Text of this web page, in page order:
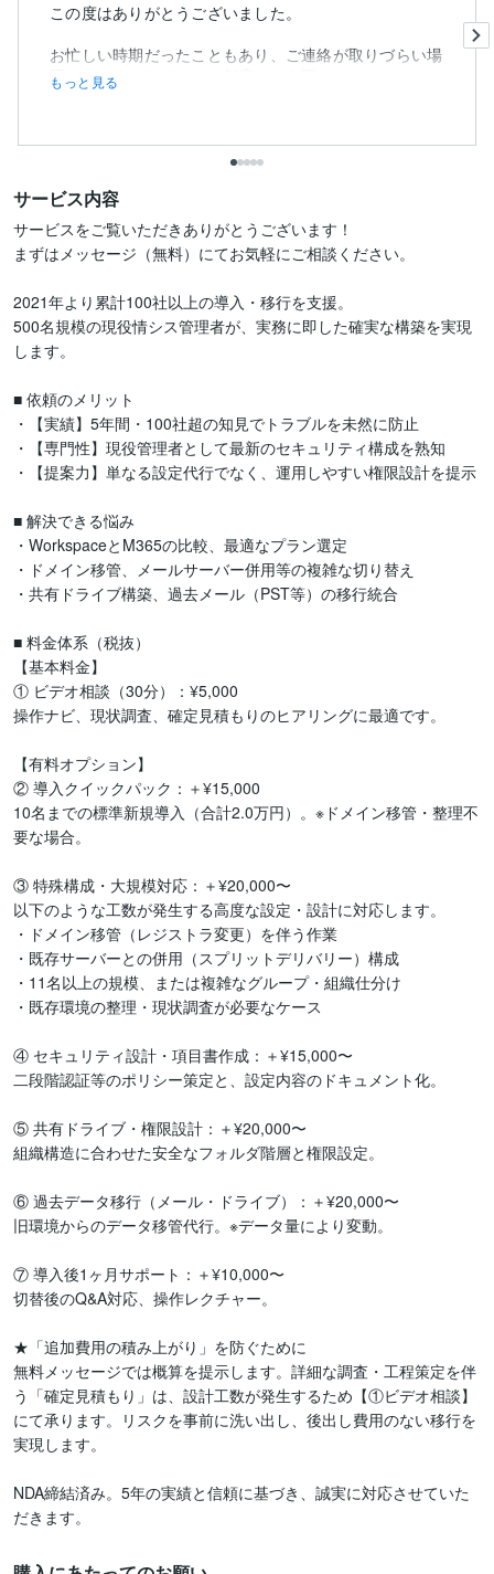
この度はありがとうございました。
お忙しい時期だったこともあり、ご連絡が取りづらい場
面はありましたが、その都度とても丁...
もっと見る
サービス内容
サービスをご覧いただきありがとうございます！
まずはメッセージ（無料）にてお気軽にご相談ください。
2021年より累計100社以上の導入・移行を支援。
500名規模の現役情シス管理者が、実務に即した確実な構築を実現
します。
■ 依頼のメリット
・【実績】5年間・100社超の知見でトラブルを未然に防止
・【専門性】現役管理者として最新のセキュリティ構成を熟知
・【提案力】単なる設定代行でなく、運用しやすい権限設計を提示
■ 解決できる悩み
・WorkspaceとM365の比較、最適なプラン選定
・ドメイン移管、メールサーバー併用等の複雑な切り替え
・共有ドライブ構築、過去メール（PST等）の移行統合
■ 料金体系（税抜）
【基本料金】
① ビデオ相談（30分）：¥5,000
操作ナビ、現状調査、確定見積もりのヒアリングに最適です。
【有料オプション】
② 導入クイックパック：＋¥15,000
10名までの標準新規導入（合計2.0万円）。※ドメイン移管・整理不
要な場合。
③ 特殊構成・大規模対応：＋¥20,000〜
以下のような工数が発生する高度な設定・設計に対応します。
・ドメイン移管（レジストラ変更）を伴う作業
・既存サーバーとの併用（スプリットデリバリー）構成
・11名以上の規模、または複雑なグループ・組織仕分け
・既存環境の整理・現状調査が必要なケース
④ セキュリティ設計・項目書作成：＋¥15,000〜
二段階認証等のポリシー策定と、設定内容のドキュメント化。
⑤ 共有ドライブ・権限設計：＋¥20,000〜
組織構造に合わせた安全なフォルダ階層と権限設定。
⑥ 過去データ移行（メール・ドライブ）：＋¥20,000〜
旧環境からのデータ移管代行。※データ量により変動。
⑦ 導入後1ヶ月サポート：＋¥10,000〜
切替後のQ&A対応、操作レクチャー。
★「追加費用の積み上がり」を防ぐために
無料メッセージでは概算を提示します。詳細な調査・工程策定を伴
う「確定見積もり」は、設計工数が発生するため【①ビデオ相談】
にて承ります。リスクを事前に洗い出し、後出し費用のない移行を
実現します。
NDA締結済み。5年の実績と信頼に基づき、誠実に対応させていた
だきます。